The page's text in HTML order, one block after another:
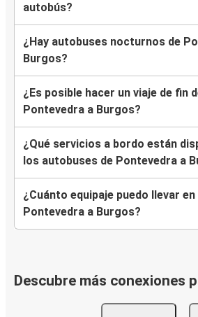
autobús?
¿Hay autobuses nocturnos de
Burgos?
¿Es posible hacer un viaje de fin
Pontevedra a Burgos?
¿Qué servicios a bordo están
los autobuses de Pontevedra a
¿Cuánto equipaje puedo llevar
Pontevedra a Burgos?
Descubre más conexiones